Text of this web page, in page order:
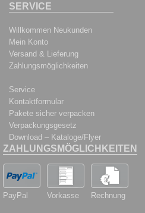
SERVICE
Willkommen Neukunden
Mein Konto
Versand & Lieferung
Zahlungsmöglichkeiten
Service
Kontaktformular
Pakete sicher verpacken
Verpackungsgesetz
Download – Kataloge/Flyer
ZAHLUNGSMÖGLICHKEITEN
PayPal Vorkasse Rechnung